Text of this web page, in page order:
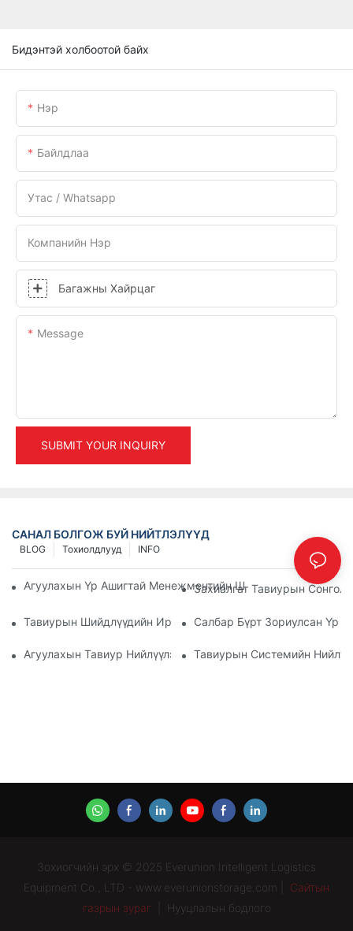
Бидэнтэй холбоотой байх
Нэр
Байлдлаа
Утас / Whatsapp
Компанийн Нэр
Багажны Хайрцаг
Message
SUBMIT YOUR INQUIRY
САНАЛ БОЛГОЖ БУЙ НИЙТЛЭЛҮҮД
INFO
Тохиолдлууд
BLOG
Агуулахын Үр Ашигтай Менежментийн Шилдэг
Захиалгат Тавиурын
Тавиурын Шийдлүүдийн Ирээдүй: Чиг Хандлага Ба
Салбар Бүрт Зориулсан Үр
Агуулахын Тавиур Нийлүүлэгчид: Юуг Анхаарах Ёстой Вэ
Тавиурын Системийн
Зохиогчийн эрх © 2025 Everunion Intelligent Logistics
Equipment Co., LTD - www.everunionstorage.com |
Сайтын
газрын зураг
Нууцлалын бодлого